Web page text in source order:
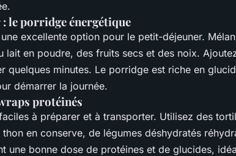
le porridge énergétique
excellente option pour le petit-déjeuner.
lait en poudre, des fruits secs et des noix.
quelques minutes. Le porridge est riche en
démarrer la journée.
protéinés
à préparer et à transporter. Utilisez des
en conserve, de légumes déshydratés
une bonne dose de protéines et de glucides,